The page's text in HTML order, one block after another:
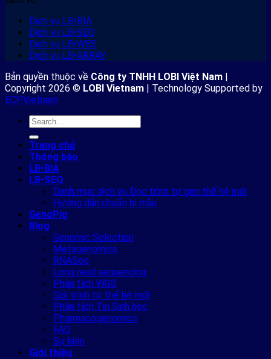
Dịch vụ LB•BIA
Dịch vụ LB•SEQ
Dịch vụ LB•WES
Dịch vụ LB•ARRAY
Bản quyền thuộc về Công ty TNHH LOBI Việt Nam |
Copyright 2026 © LOBI Vietnam | Technology Supported by
ECPVietnam
Trang chủ
Thông báo
LB•BIA
LB•SEQ
Danh mục dịch vụ Đọc trình tự gen thế hệ mới
Hướng dẫn chuẩn bị mẫu
GenoPig
Blog
Genomic Selection
Metagenomics
RNASeq
Long read sequencing
Phân tích WGS
Giải trình tự thế hệ mới
Phân tích Tin Sinh học
Pharmacogenomics
FAQ
Sự kiện
Giới thiệu